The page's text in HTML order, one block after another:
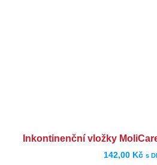
Inkontinenční vložky
142,00 Kč s